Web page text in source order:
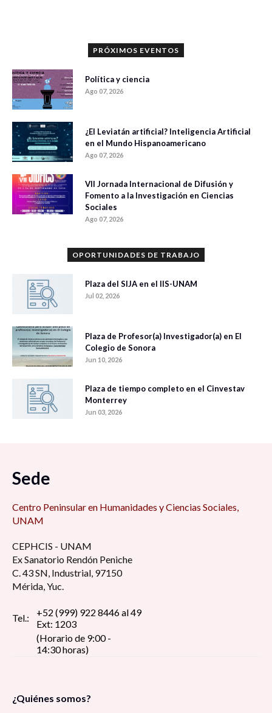
PRÓXIMOS EVENTOS
Política y ciencia
Ago 07, 2026
¿El Leviatán artificial? Inteligencia Artificial
en el Mundo Hispanoamericano
Ago 07, 2026
VII Jornada Internacional de Difusión y
Fomento a la Investigación en Ciencias
Sociales
Ago 07, 2026
OPORTUNIDADES DE TRABAJO
Plaza del SIJA en el IIS-UNAM
Jul 02, 2026
Plaza de Profesor(a) Investigador(a) en El
Colegio de Sonora
Jun 10, 2026
Plaza de tiempo completo en el Cinvestav
Monterrey
Jun 03, 2026
Sede
Centro Peninsular en Humanidades y Ciencias Sociales,
UNAM
CEPHCIS - UNAM
Ex Sanatorio Rendón Peniche
C. 43 SN, Industrial, 97150
Mérida, Yuc.
Tel.:
+52 (999) 922 8446 al 49
Ext: 1203
(Horario de 9:00 -
14:30 horas)
¿Quiénes somos?